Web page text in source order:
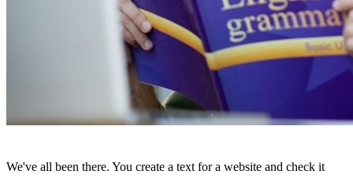
We've all been there. You create a text for a website and check it